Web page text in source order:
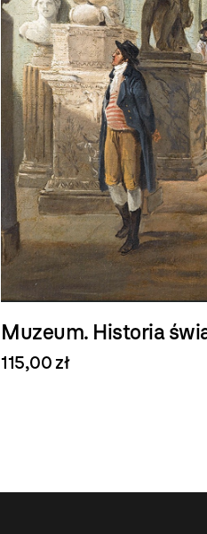
Muzeum. Historia
115,00 zł